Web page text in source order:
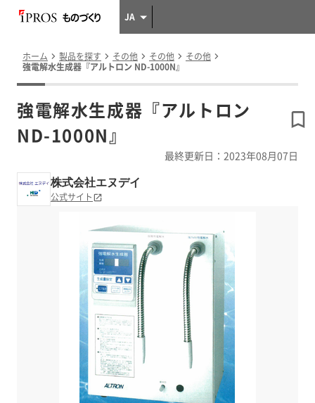
JA
ホーム 製品を探す その他 その他
その他
強電解水生成器『アルトロン ND-1000N』
強電解水生成器『アルトロン
ND-1000N』
最終更新日：2023年08月07日
株式会社エヌデイ
公式サイト